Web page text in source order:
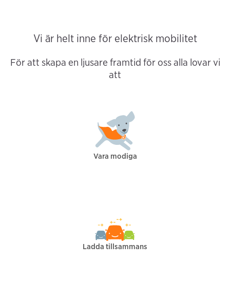
Vi är helt inne för elektrisk mobilitet
För att skapa en ljusare framtid för oss alla lovar vi
att
Vara modiga
Ladda tillsammans